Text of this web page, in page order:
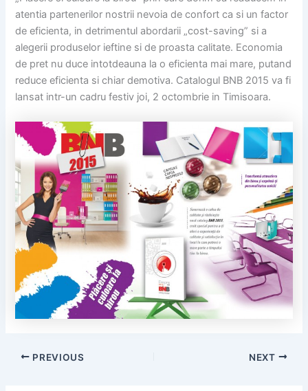
atentia partenerilor nostrii nevoia de confort ca si un factor
de eficienta, in detrimentul abordarii „cost-saving” si a
alegerii produselor ieftine si de proasta calitate. Economia
de pret nu duce intotdeauna la o eficienta mai mare, putand
reduce eficienta si chiar demotiva. Catalogul BNB 2015 va fi
lansat intr-un cadru festiv joi, 2 octombrie in Timisoara.
PREVIOUS NEXT